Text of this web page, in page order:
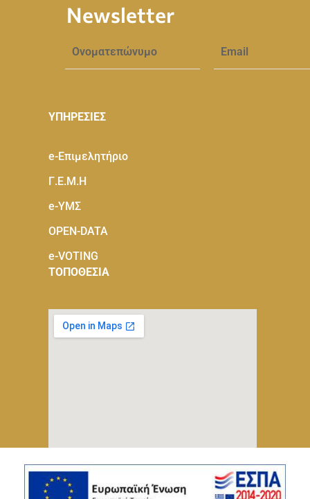
Newsletter
ΥΠΗΡΕΣΙΕΣ
e-Eπιμελητήριο
Γ.Ε.Μ.Η
e-ΥΜΣ
OPEN-DATA
e-VOTING
ΤΟΠΟΘΕΣΙΑ